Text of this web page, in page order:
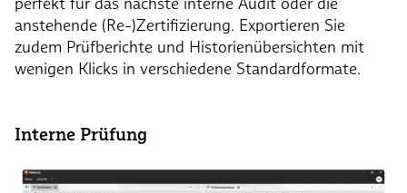
anstehende (Re-)Zertifizierung. Exportieren Sie
zudem Prüfberichte und Historienübersichten mit
wenigen Klicks in verschiedene Standardformate.
Interne Prüfung